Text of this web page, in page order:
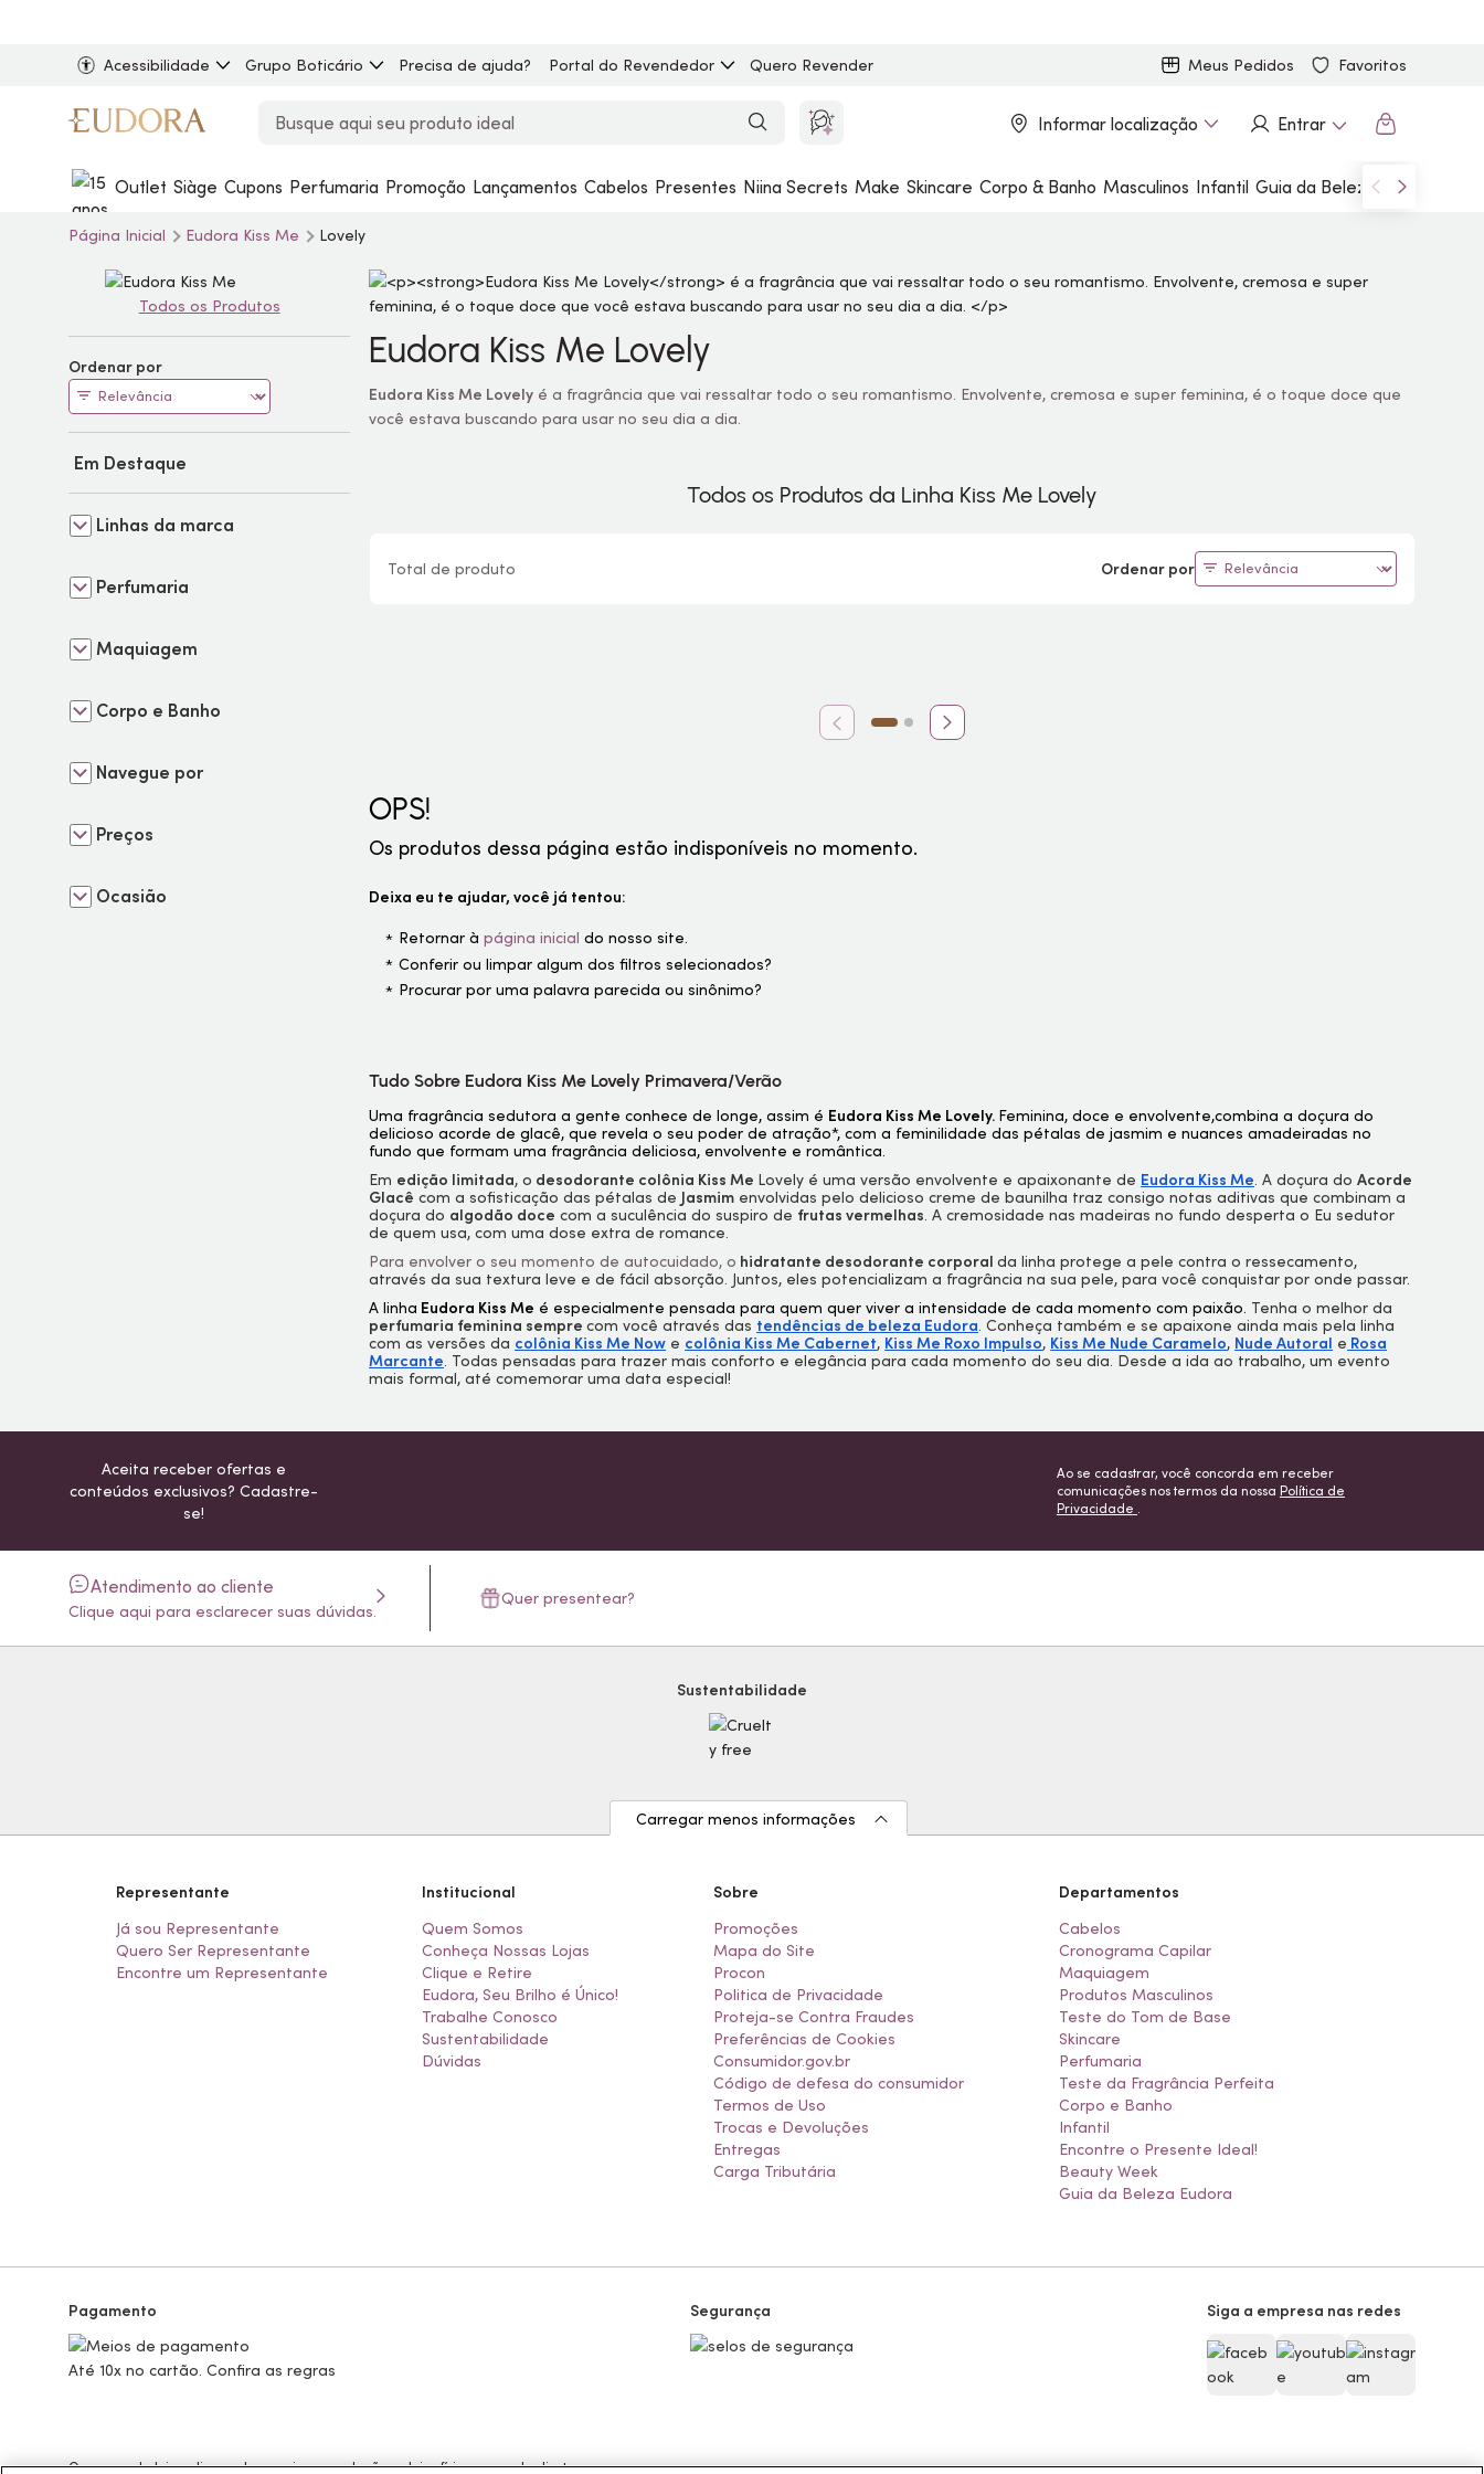
Acessibilidade Grupo Boticário Precisa de ajuda? Portal do Revendedor Quero Revender Meus Pedidos Favoritos
Informar localização Entrar
Outlet Siàge Cupons Perfumaria Promoção Lançamentos Cabelos Presentes Niina Secrets Make Skincare Corpo & Banho Masculinos Infantil Guia da Beleza Marcas
Página Inicial Eudora Kiss Me Lovely
Eudora Kiss Me Lovely
Eudora Kiss Me Lovely é a fragrância que vai ressaltar todo o seu romantismo. Envolvente, cremosa e super feminina, é o toque doce que
você estava buscando para usar no seu dia a dia.
Todos os Produtos da Linha Kiss Me Lovely
Total deproduto Ordenar por
OPS!
Os produtos dessa página estão indisponíveis no momento.
Deixa eu te ajudar, você já tentou:
Retornar àpágina inicial do nosso site.
Conferir ou limpar algum dos filtros selecionados?
Procurar por uma palavra parecida ou sinônimo?
Tudo Sobre Eudora Kiss Me Lovely Primavera/Verão
Uma fragrância sedutora a gente conhece de longe, assim é Eudora Kiss Me Lovely. Feminina, doce e envolvente,combina a doçura do
delicioso acorde de glacê, que revela o seu poder de atração*, com a feminilidade das pétalas de jasmim e nuances amadeiradas no
fundo que formam uma fragrância deliciosa, envolvente e romântica.
Em edição limitada, o desodorante colônia Kiss Me Lovely é uma versão envolvente e apaixonante de Eudora Kiss Me. A doçura doAcorde
Glacê com a sofisticação das pétalas de Jasmim envolvidas pelo delicioso creme de baunilha traz consigo notas aditivas que combinam a
doçura do algodão doce com a suculência do suspiro de frutas vermelhas. A cremosidade nas madeiras no fundo desperta o Eu sedutor
de quem usa, com uma dose extra de romance.
Para envolver o seu momento de autocuidado, o hidratante desodorante corporalda linha protege a pele contra o ressecamento,
através da sua textura leve e de fácil absorção. Juntos, eles potencializam a fragrância na sua pele, para você conquistar por onde passar.
A linha Eudora Kiss Me é especialmente pensada para quem quer viver a intensidade de cada momento com paixão. Tenha o melhor da
perfumaria feminina semprecom você através das tendências de beleza Eudora. Conheça também e se apaixone ainda mais pela linha
com as versões da colônia Kiss Me Now e colônia Kiss Me Cabernet, Kiss Me Roxo Impulso, Kiss Me Nude Caramelo, Nude Autoral e Rosa
Marcante. Todas pensadas para trazer mais conforto e elegância para cada momento do seu dia. Desde a ida ao trabalho, um evento
mais formal, até comemorar uma data especial!
Todos os Produtos
Ordenar por
Em Destaque
Linhas da marca
Perfumaria
Maquiagem
Corpo e Banho
Navegue por
Preços
Ocasião
Aceita receber ofertas e
conteúdos exclusivos? Cadastre-
se!
Ao se cadastrar, você concorda em receber
comunicações nos termos da nossa Política de
Privacidade .
Atendimento ao cliente
Clique aqui para esclarecer suas dúvidas.
Quer presentear?
Sustentabilidade
Carregar menos informações
Representante
Já sou Representante
Quero Ser Representante
Encontre um Representante
Institucional
Quem Somos
Conheça Nossas Lojas
Clique e Retire
Eudora, Seu Brilho é Único!
Trabalhe Conosco
Sustentabilidade
Dúvidas
Sobre
Promoções
Mapa do Site
Procon
Politica de Privacidade
Proteja-se Contra Fraudes
Preferências de Cookies
Consumidor.gov.br
Código de defesa do consumidor
Termos de Uso
Trocas e Devoluções
Entregas
Carga Tributária
Departamentos
Cabelos
Cronograma Capilar
Maquiagem
Produtos Masculinos
Teste do Tom de Base
Skincare
Perfumaria
Teste da Fragrância Perfeita
Corpo e Banho
Infantil
Encontre o Presente Ideal!
Beauty Week
Guia da Beleza Eudora
Pagamento
Até 10x no cartão. Confira as regras
Segurança Siga a empresa nas redes
Os preços da loja online podem variar em relação as lojas físicas e venda direta.